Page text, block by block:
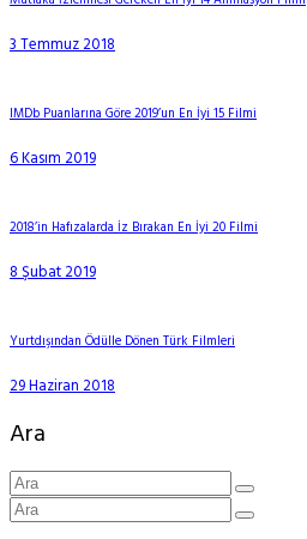
3 Temmuz 2018
IMDb Puanlarına Göre 2019’un En İyi 15 Filmi
6 Kasım 2019
2018’in Hafızalarda İz Bırakan En İyi 20 Filmi
8 Şubat 2019
Yurtdışından Ödülle Dönen Türk Filmleri
29 Haziran 2018
Ara